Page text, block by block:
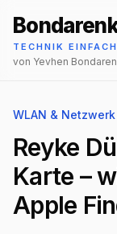
TECHNIK
von Yevhen
WLAN & Netzwerk
Reyke
Karte –
Apple